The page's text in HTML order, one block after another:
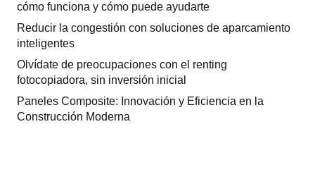
cómo funciona y cómo puede ayudarte
Reducir la congestión con soluciones de aparcamiento
inteligentes
Olvídate de preocupaciones con el renting
fotocopiadora, sin inversión inicial
Paneles Composite: Innovación y Eficiencia en la
Construcción Moderna